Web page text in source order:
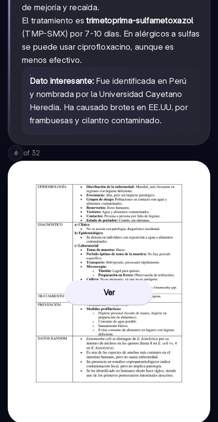
de mejoría y recaída.
El tratamiento estrimetoprima-sulfametoxazol
(TMP-SMX) por 7-10 días. En alérgicos a sulfas
se puede usar ciprofloxacino, aunque es
menos efectivo.
Dato interesante: Fue identificada en Perú
y nombrada por la Universidad Cayetano
Heredia. Ha causado brotes en EE.UU. por
frambuesas y cilantro contaminado.
6 of 32
Ver